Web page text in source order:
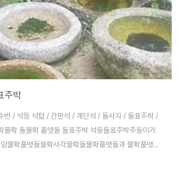
주박
반 / 석등 석탑 / 간판석 / 계단석 / 돌사자 / 돌표주박 /
물확 돌물확 풀맷돌 돌표주박 석등돌표주박주둥이가
물확풀맷돌물확사각물확돌물확풀맷돌과 물확풀맷돌
시 물확돌다리 조경석재 / 디딤석 / 돌수반 / 석등 석